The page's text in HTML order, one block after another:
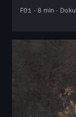
F01 · 8 min · Doku